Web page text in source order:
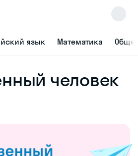
язык Математика
человек